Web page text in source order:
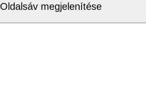
Oldalsáv megjelenítése